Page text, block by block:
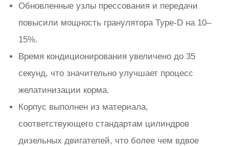
Обновленные узлы прессования и передачи
повысили мощность гранулятора Type-D на 10–
15%.
Время кондиционирования увеличено до 35
секунд, что значительно улучшает процесс
желатинизации корма.
Корпус выполнен из материала,
соответствующего стандартам цилиндров
дизельных двигателей, что более чем вдвое